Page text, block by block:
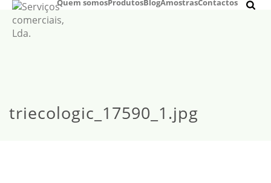
Quem somosProdutosBlogAmostrasContactos
triecologic_17590_1.jpg